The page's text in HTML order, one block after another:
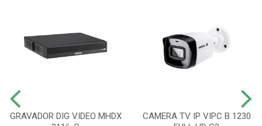
GRAVADOR DIG VIDEO MHDX
CAMERA TV IP VIPC B 1230